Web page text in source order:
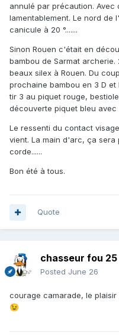
annulé par précaution. Avec
lamentablement. Le nord de
canicule à 20 °.......
Sinon Rouen c'était en
bambou de Sarmat
beaux silex à Rouen. Du
prochaine bambou en 3 D et
tir 3 au piquet rouge,
découverte piquet bleu avec
Le ressenti du contact
vient. La main d'arc, ça
corde......
Bon été à tous.
Quote
chasseur fou 25
Posted June 26
courage camarade, le
😉